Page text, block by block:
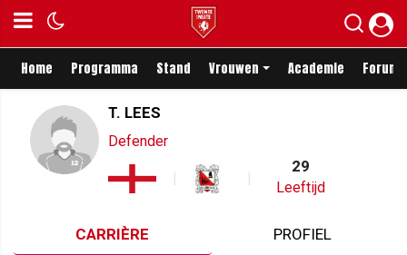
Home Programma Stand Vrouwen Academie Forum
T. LEES
Defender
29
Leeftijd
CARRIÈRE PROFIEL